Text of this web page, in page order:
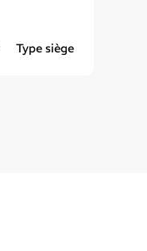
Type siège